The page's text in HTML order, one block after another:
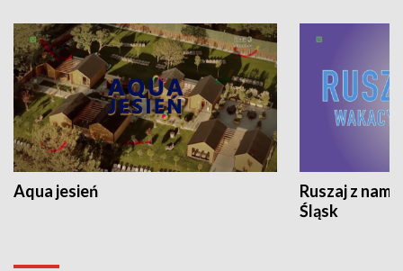
Aqua jesień
Ruszaj z
Śląsk